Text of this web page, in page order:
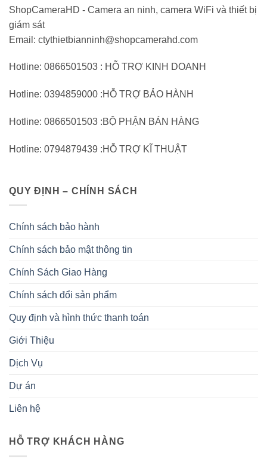
ShopCameraHD - Camera an ninh, camera WiFi và thiết bị
giám sát
Email: ctythietbianninh@shopcamerahd.com
Hotline: 0866501503 : HỖ TRỢ KINH DOANH
Hotline: 0394859000 :HỖ TRỢ BẢO HÀNH
Hotline: 0866501503 :BỘ PHẬN BÁN HÀNG
Hotline: 0794879439 :HỖ TRỢ KĨ THUẬT
QUY ĐỊNH – CHÍNH SÁCH
Chính sách bảo hành
Chính sách bảo mật thông tin
Chính Sách Giao Hàng
Chính sách đổi sản phẩm
Quy định và hình thức thanh toán
Giới Thiệu
Dịch Vụ
Dự án
Liên hệ
HỖ TRỢ KHÁCH HÀNG